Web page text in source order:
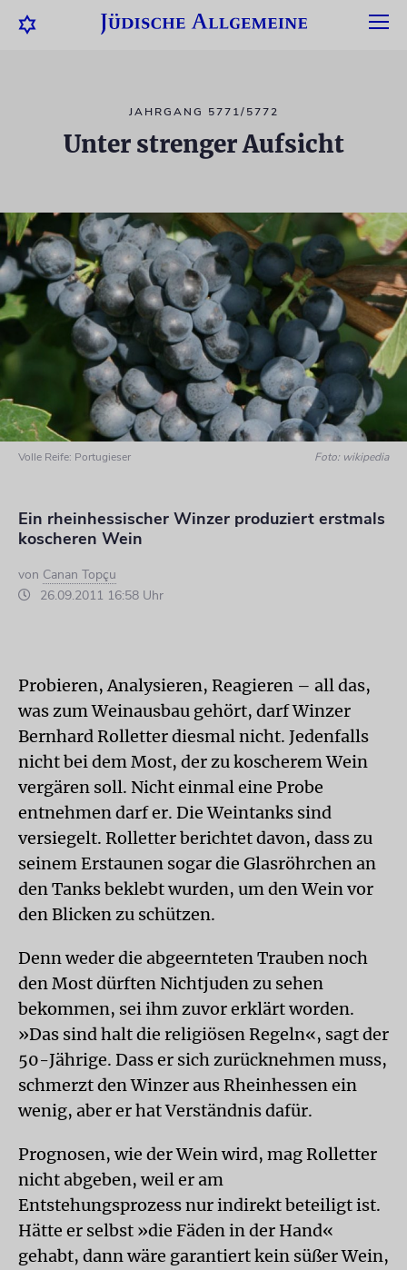
JAHRGANG 5771/5772
Unter strenger Aufsicht
Volle Reife: Portugieser Foto: wikipedia
Ein rheinhessischer Winzer produziert erstmals
koscheren Wein
von Canan Topçu
26.09.2011 16:58 Uhr
Probieren, Analysieren, Reagieren – all das,
was zum Weinausbau gehört, darf Winzer
Bernhard Rolletter diesmal nicht. Jedenfalls
nicht bei dem Most, der zu koscherem Wein
vergären soll. Nicht einmal eine Probe
entnehmen darf er. Die Weintanks sind
versiegelt. Rolletter berichtet davon, dass zu
seinem Erstaunen sogar die Glasröhrchen an
den Tanks beklebt wurden, um den Wein vor
den Blicken zu schützen.
Denn weder die abgeernteten Trauben noch
den Most dürften Nichtjuden zu sehen
bekommen, sei ihm zuvor erklärt worden.
»Das sind halt die religiösen Regeln«, sagt der
50-Jährige. Dass er sich zurücknehmen muss,
schmerzt den Winzer aus Rheinhessen ein
wenig, aber er hat Verständnis dafür.
Prognosen, wie der Wein wird, mag Rolletter
nicht abgeben, weil er am
Entstehungsprozess nur indirekt beteiligt ist.
Hätte er selbst »die Fäden in der Hand«
gehabt, dann wäre garantiert kein süßer Wein,